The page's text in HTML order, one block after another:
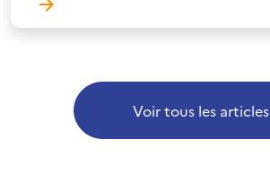
Voir tous les articles